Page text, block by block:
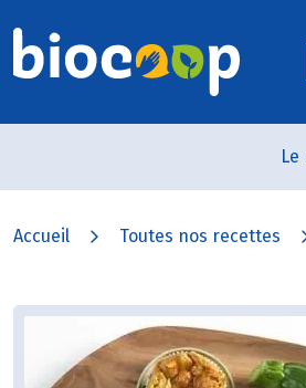
Le
Accueil Toutes nos recettes